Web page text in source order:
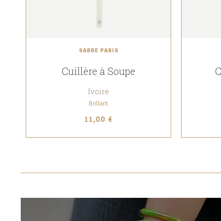
SABRE PARIS
Cuillère à Soupe
Ivoire
Brillant
11,00 €